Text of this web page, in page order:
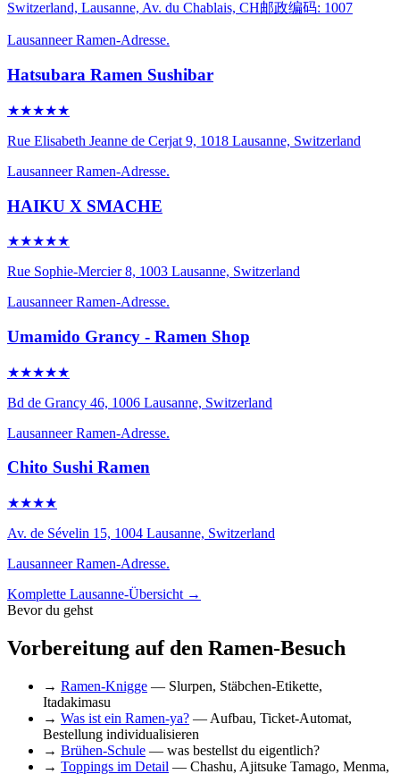
Switzerland, Lausanne, Av. du Chablais, CH邮政编码: 1007
Lausanneer Ramen-Adresse.
Hatsubara Ramen Sushibar
★★★★★
Rue Elisabeth Jeanne de Cerjat 9, 1018 Lausanne, Switzerland
Lausanneer Ramen-Adresse.
HAIKU X SMACHE
★★★★★
Rue Sophie-Mercier 8, 1003 Lausanne, Switzerland
Lausanneer Ramen-Adresse.
Umamido Grancy - Ramen Shop
★★★★★
Bd de Grancy 46, 1006 Lausanne, Switzerland
Lausanneer Ramen-Adresse.
Chito Sushi Ramen
★★★★
Av. de Sévelin 15, 1004 Lausanne, Switzerland
Lausanneer Ramen-Adresse.
Komplette Lausanne-Übersicht →
Bevor du gehst
Vorbereitung auf den Ramen-Besuch
→ Ramen-Knigge — Slurpen, Stäbchen-Etikette,
Itadakimasu
→ Was ist ein Ramen-ya? — Aufbau, Ticket-Automat,
Bestellung individualisieren
→ Brühen-Schule — was bestellst du eigentlich?
→ Toppings im Detail — Chashu, Ajitsuke Tamago, Menma,